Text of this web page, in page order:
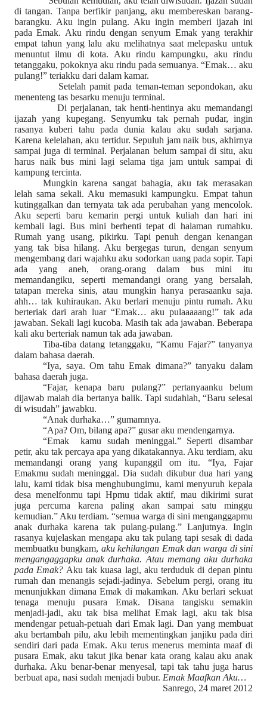
di tangan. Tanpa berfikir panjang, aku membereskan barang-
barangku. Aku ingin pulang. Aku ingin memberi ijazah ini
pada Emak. Aku rindu dengan senyum Emak yang terakhir
empat tahun yang lalu aku melihatnya saat melepasku untuk
menuntut ilmu di kota. Aku rindu kampungku, aku rindu
tetanggaku, pokoknya aku rindu pada semuanya. “Emak… aku
pulang!” teriakku dari dalam kamar.
Setelah pamit pada teman-teman sepondokan, aku
menenteng tas besarku menuju terminal.
Di perjalanan, tak henti-hentinya aku memandangi
ijazah yang kupegang. Senyumku tak pernah pudar, ingin
rasanya kuberi tahu pada dunia kalau aku sudah sarjana.
Karena kelelahan, aku tertidur. Sepuluh jam naik bus, akhirnya
sampai juga di terminal. Perjalanan belum sampai di situ, aku
harus naik bus mini lagi selama tiga jam untuk sampai di
kampung tercinta.
Mungkin karena sangat bahagia, aku tak merasakan
lelah sama sekali. Aku memasuki kampungku. Empat tahun
kutinggalkan dan ternyata tak ada perubahan yang mencolok.
Aku seperti baru kemarin pergi untuk kuliah dan hari ini
kembali lagi. Bus mini berhenti tepat di halaman rumahku.
Rumah yang usang, pikirku. Tapi penuh dengan kenangan
yang tak bisa hilang. Aku bergegas turun, dengan senyum
mengembang dari wajahku aku sodorkan uang pada sopir. Tapi
ada yang aneh, orang-orang dalam bus mini itu
memandangiku, seperti memandangi orang yang bersalah,
tatapan mereka sinis, atau mungkin hanya perasaanku saja.
ahh… tak kuhiraukan. Aku berlari menuju pintu rumah. Aku
berteriak dari arah luar “Emak… aku pulaaaaang!” tak ada
jawaban. Sekali lagi kucoba. Masih tak ada jawaban. Beberapa
kali aku berteriak namun tak ada jawaban.
Tiba-tiba datang tetanggaku, “Kamu Fajar?” tanyanya
dalam bahasa daerah.
“Iya, saya. Om tahu Emak dimana?” tanyaku dalam
bahasa daerah juga.
“Fajar, kenapa baru pulang?” pertanyaanku belum
dijawab malah dia bertanya balik. Tapi sudahlah, “Baru selesai
di wisudah” jawabku.
“Anak durhaka…” gumamnya.
“Apa? Om, bilang apa?” gusar aku mendengarnya.
“Emak
kamu sudah meninggal.” Seperti disambar
petir, aku tak percaya apa yang dikatakannya. Aku terdiam, aku
memandangi orang yang kupanggil om itu. “Iya, Fajar
Emakmu sudah meninggal. Dia sudah dikubur dua hari yang
lalu, kami tidak bisa menghubungimu, kami menyuruh kepala
desa menelfonmu tapi Hpmu tidak aktif, mau dikirimi surat
juga percuma karena paling akan sampai satu minggu
kemudian.” Aku terdiam. “semua warga di sini menganggapmu
anak durhaka karena tak pulang-pulang.” Lanjutnya. Ingin
rasanya kujelaskan mengapa aku tak pulang tapi sesak di dada
membuatku bungkam, aku kehilangan Emak dan warga di sini
mengangaggapku anak durhaka. Atau memang aku durhaka
pada Emak? Aku tak kuasa lagi, aku terduduk di depan pintu
rumah dan menangis sejadi-jadinya. Sebelum pergi, orang itu
menunjukkan dimana Emak di makamkan. Aku berlari sekuat
tenaga menuju pusara Emak. Disana tangisku semakin
menjadi-jadi, aku tak bisa melihat Emak lagi, aku tak bisa
mendengar petuah-petuah dari Emak lagi. Dan yang membuat
aku bertambah pilu, aku lebih mementingkan janjiku pada diri
sendiri dari pada Emak. Aku terus menerus meminta maaf di
pusara Emak, aku takut jika benar kata orang kalau aku anak
durhaka. Aku benar-benar menyesal, tapi tak tahu juga harus
berbuat apa, nasi sudah menjadi bubur. Emak Maafkan Aku…
Sanrego, 24 maret 2012